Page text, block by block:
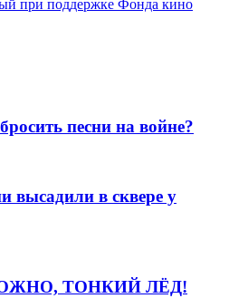
при поддержке Фонда кино
песни на войне?
высадили в сквере у
ТОНКИЙ ЛЁД!